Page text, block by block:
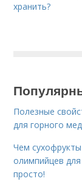
хранить?
Полезные
для горного
Чем
олимпийцев
просто!